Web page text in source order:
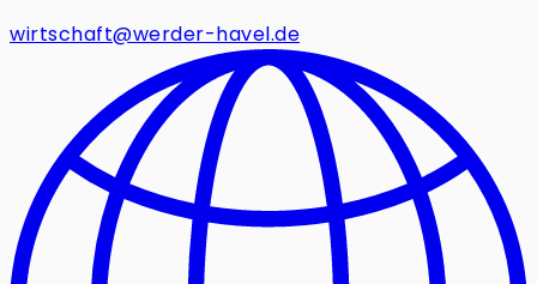
wirtschaft@werder-havel.de